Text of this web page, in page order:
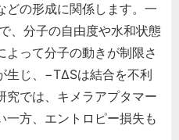
どの形成に関係します。一
、分子の自由度や水和状態
って分子の動きが制限さ
生じ、−TΔSは結合を不利
究では、キメラアプタマー
一方、エントロピー損失も